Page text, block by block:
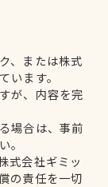
、または株式
います。
が、内容を完
場合は、事前
。
式会社ギミッ
の責任を一切